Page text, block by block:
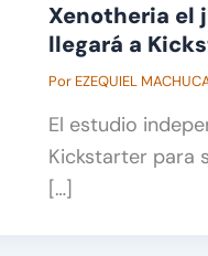
Xenotheria el
llegará a
Por EZEQUIEL
El estudio
Kickstarter para
[…]